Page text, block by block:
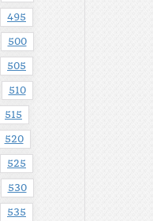
495
500
505
510
515
520
525
530
535